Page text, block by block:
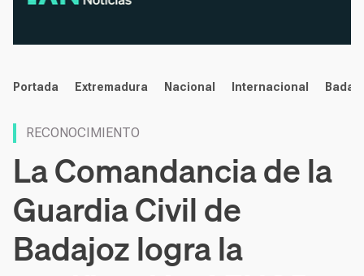
noticias
Portada Extremadura Nacional Internacional
RECONOCIMIENTO
La Comandancia de la
Guardia Civil de
Badajoz logra la